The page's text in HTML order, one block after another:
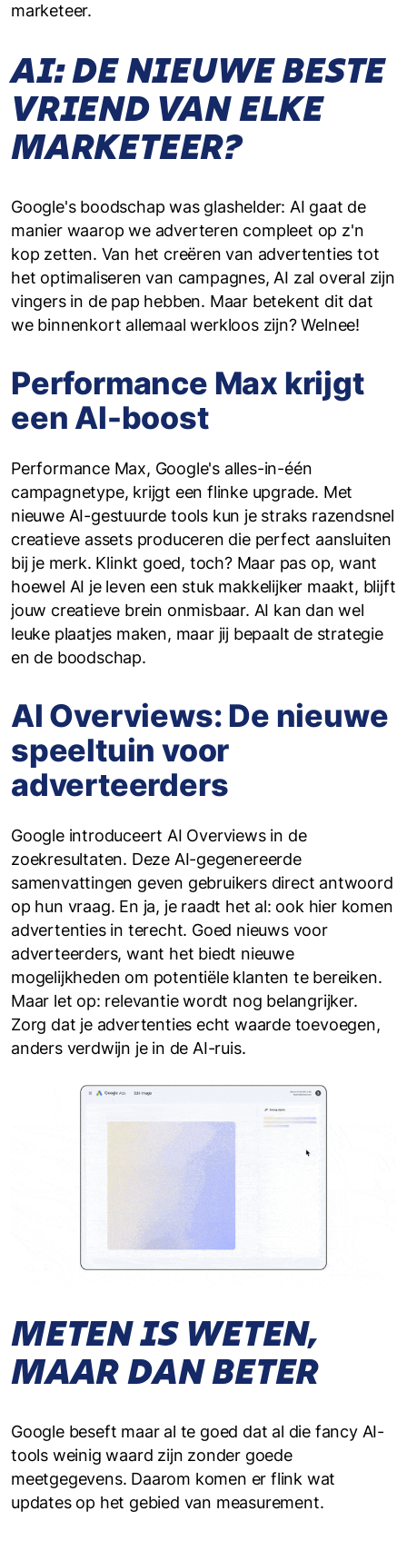
marketeer.
AI: DE NIEUWE BESTE
VRIEND VAN ELKE
MARKETEER?
Google's boodschap was glashelder: AI gaat de
manier waarop we adverteren compleet op z'n
kop zetten. Van het creëren van advertenties tot
het optimaliseren van campagnes, AI zal overal zijn
vingers in de pap hebben. Maar betekent dit dat
we binnenkort allemaal werkloos zijn? Welnee!
Performance Max krijgt
een AI-boost
Performance Max, Google's alles-in-één
campagnetype, krijgt een flinke upgrade. Met
nieuwe AI-gestuurde tools kun je straks razendsnel
creatieve assets produceren die perfect aansluiten
bij je merk. Klinkt goed, toch? Maar pas op, want
hoewel AI je leven een stuk makkelijker maakt, blijft
jouw creatieve brein onmisbaar. AI kan dan wel
leuke plaatjes maken, maar jij bepaalt de strategie
en de boodschap.
AI Overviews: De nieuwe
speeltuin voor
adverteerders
Google introduceert AI Overviews in de
zoekresultaten. Deze AI-gegenereerde
samenvattingen geven gebruikers direct antwoord
op hun vraag. En ja, je raadt het al: ook hier komen
advertenties in terecht. Goed nieuws voor
adverteerders, want het biedt nieuwe
mogelijkheden om potentiële klanten te bereiken.
Maar let op: relevantie wordt nog belangrijker.
Zorg dat je advertenties echt waarde toevoegen,
anders verdwijn je in de AI-ruis.
METEN IS WETEN,
MAAR DAN BETER
Google beseft maar al te goed dat al die fancy AI-
tools weinig waard zijn zonder goede
meetgegevens. Daarom komen er flink wat
updates op het gebied van measurement.